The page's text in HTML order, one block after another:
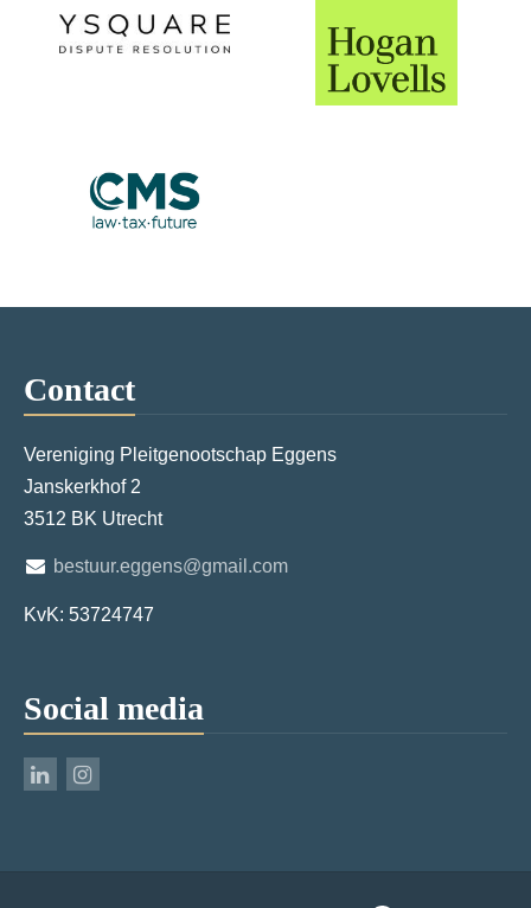
Contact
Vereniging Pleitgenootschap Eggens
Janskerkhof 2
3512 BK Utrecht
bestuur.eggens@gmail.com
KvK: 53724747
Social media